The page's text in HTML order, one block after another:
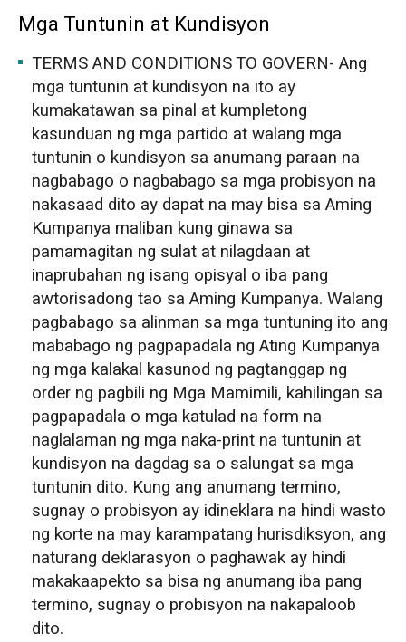
Mga Tuntunin at Kundisyon
TERMS AND CONDITIONS TO GOVERN- Ang
mga tuntunin at kundisyon na ito ay
kumakatawan sa pinal at kumpletong
kasunduan ng mga partido at walang mga
tuntunin o kundisyon sa anumang paraan na
nagbabago o nagbabago sa mga probisyon na
nakasaad dito ay dapat na may bisa sa Aming
Kumpanya maliban kung ginawa sa
pamamagitan ng sulat at nilagdaan at
inaprubahan ng isang opisyal o iba pang
awtorisadong tao sa Aming Kumpanya. Walang
pagbabago sa alinman sa mga tuntuning ito ang
mababago ng pagpapadala ng Ating Kumpanya
ng mga kalakal kasunod ng pagtanggap ng
order ng pagbili ng Mga Mamimili, kahilingan sa
pagpapadala o mga katulad na form na
naglalaman ng mga naka-print na tuntunin at
kundisyon na dagdag sa o salungat sa mga
tuntunin dito. Kung ang anumang termino,
sugnay o probisyon ay idineklara na hindi wasto
ng korte na may karampatang hurisdiksyon, ang
naturang deklarasyon o paghawak ay hindi
makakaapekto sa bisa ng anumang iba pang
termino, sugnay o probisyon na nakapaloob
dito.